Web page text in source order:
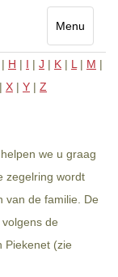
Menu
Toggle
| H | I | J | K | L | M |
| X | Y | Z
we u graag
zegelring wordt
van de familie. De
de
Piekenet (zie